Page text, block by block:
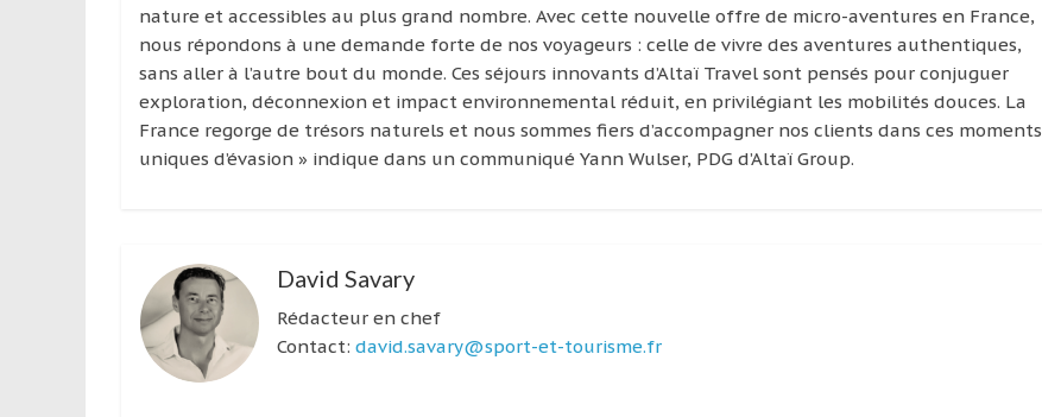
nature et accessibles au plus grand nombre. Avec cette nouvelle offre de micro-aventures en France,
nous répondons à une demande forte de nos voyageurs : celle de vivre des aventures authentiques,
sans aller à l’autre bout du monde. Ces séjours innovants d’Altaï Travel sont pensés pour conjuguer
exploration, déconnexion et impact environnemental réduit, en privilégiant les mobilités douces. La
France regorge de trésors naturels et nous sommes fiers d’accompagner nos clients dans ces moments
uniques d’évasion » indique dans un communiqué Yann Wulser, PDG d’Altaï Group.
David Savary
Rédacteur en chef
Contact:david.savary@sport-et-tourisme.fr